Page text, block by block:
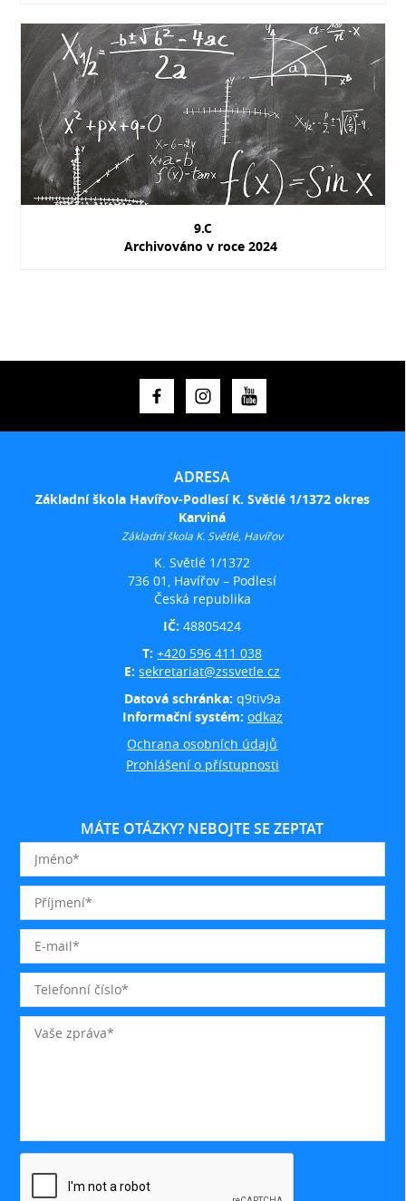
9.C
Archivováno v roce 2024
ADRESA
Základní škola Havířov-Podlesí K. Světlé 1/1372 okres
Karviná
Základní škola K. Světlé, Havířov
K. Světlé 1/1372
736 01, Havířov – Podlesí
Česká republika
IČ:48805424
T:+420 596 411 038
E:sekretariat@zssvetle.cz
Datová schránka: q9tiv9a
Informační systém: odkaz
Ochrana osobních údajů
Prohlášení o přístupnosti
MÁTE OTÁZKY? NEBOJTE SE ZEPTAT